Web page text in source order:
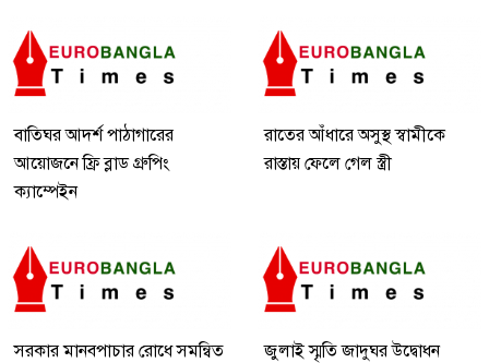
বাতিঘর আদর্শ পাঠাগারের
আয়োজনে ফ্রি ব্লাড গ্রুপিং
ক্যাম্পেইন
রাতের আঁধারে অসুস্থ স্বামীকে
রাস্তায় ফেলে গেল স্ত্রী
সরকার মানবপাচার রোধে সমন্বিত
জুলাই স্মৃতি জাদুঘর উদ্বোধন